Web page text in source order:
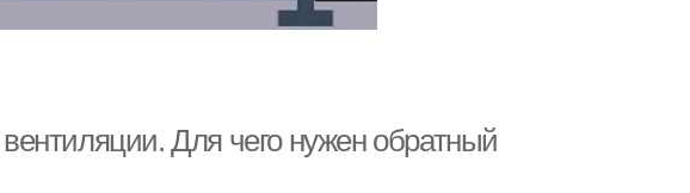
Для чего нужен обратный